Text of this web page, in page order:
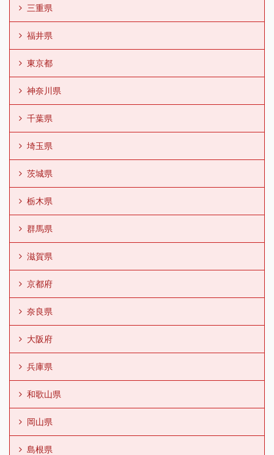
三重県
福井県
東京都
神奈川県
千葉県
埼玉県
茨城県
栃木県
群馬県
滋賀県
京都府
奈良県
大阪府
兵庫県
和歌山県
岡山県
島根県